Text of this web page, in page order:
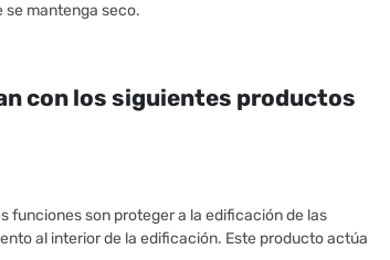
se mantenga seco.
con los siguientes productos
funciones son proteger a la edificación de las
al interior de la edificación. Este producto actúa